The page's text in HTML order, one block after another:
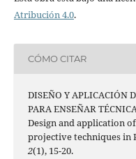
Atribución 4.0.
CÓMO CITAR
DISEÑO Y APLICACIÓN
PARA ENSEÑAR
Design and application
projective techniques in
2(1), 15-20.